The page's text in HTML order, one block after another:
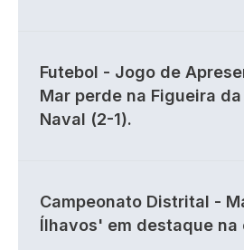
Futebol - Jogo de
Mar perde na Figueira da
Naval (2-1).
Campeonato Distrital -
Ílhavos' em destaque na